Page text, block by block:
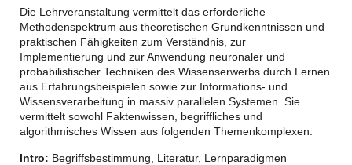
Die Lehrveranstaltung vermittelt das erforderliche
Methodenspektrum aus theoretischen Grundkenntnissen und
praktischen Fähigkeiten zum Verständnis, zur
Implementierung und zur Anwendung neuronaler und
probabilistischer Techniken des Wissenserwerbs durch Lernen
aus Erfahrungsbeispielen sowie zur Informations- und
Wissensverarbeitung in massiv parallelen Systemen. Sie
vermittelt sowohl Faktenwissen, begriffliches und
algorithmisches Wissen aus folgenden Themenkomplexen:
Intro: Begriffsbestimmung, Literatur, Lernparadigmen